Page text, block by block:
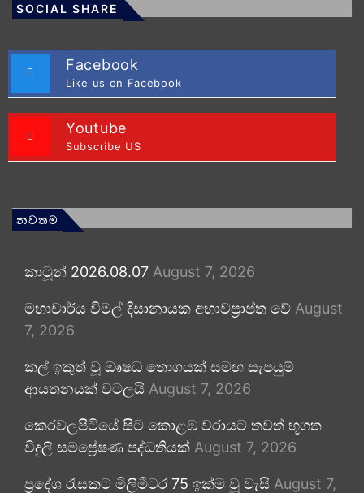
SOCIAL SHARE
Facebook
Like us on Facebook
Youtube
Subscribe US
නවතම
කාටූන් 2026.08.07 August 7, 2026
මහාචාර්ය විමල් දිසානායක අභාවප්‍රාප්ත වේ August
7, 2026
කල් ඉකුත් වූ ඖෂධ තොගයක් සමඟ සැපයුම්
ආයතනයක් වටලයි August 7, 2026
කෙරවලපිටියේ සිට කොළඹ වරායට තවත් භූගත
විදුලි සම්ප්‍රේෂණ පද්ධතියක් August 7, 2026
ප්‍රදේශ රැසකට මිලිමීටර 75 ඉක්ම වූ වැසි August 7,